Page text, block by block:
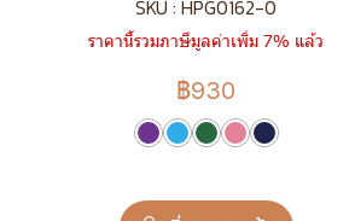
SKU : HPG0162-0
ราคานี้รวมภาษีมูลค่าเพิ่ม 7% แล้ว
฿930